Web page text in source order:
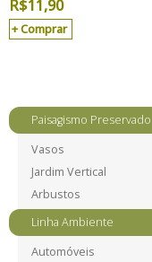
R$11,90
Comprar
Paisagismo Preservado
Vasos
Jardim Vertical
Arbustos
Linha Ambiente
Automóveis